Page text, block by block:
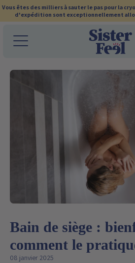
Ignorer
et
passer
Vous êtes des milliers à sauter le pas pour la
d'expédition sont exceptionnellement
Bain de siège :
comment le
08 janvier 2025